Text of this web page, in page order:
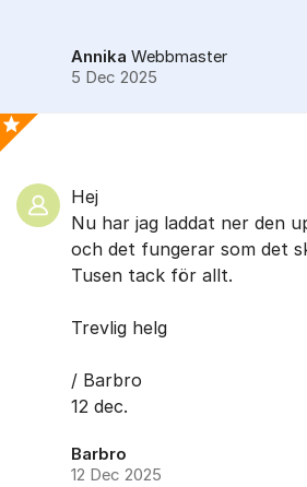
Annika Webbmaster
5 Dec 2025
Hej
Nu har jag laddat ner den
och det fungerar som det
Tusen tack för allt.
Trevlig helg
/ Barbro
12 dec.
Barbro
12 Dec 2025